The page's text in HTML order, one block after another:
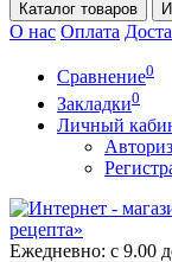
Каталог товаров
О нас Оплата
Сравнение0
Закладки0
Личный
Ежедневно: с 9.00